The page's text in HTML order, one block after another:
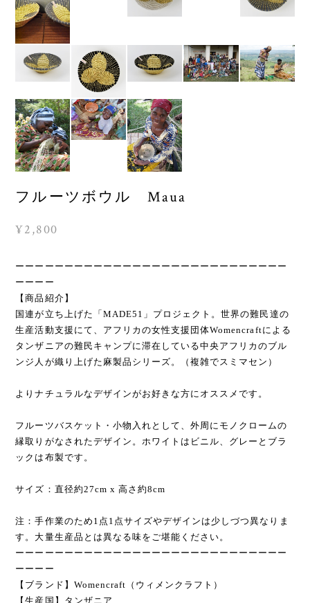
フルーツボウル Maua
¥2,800
ーーーーーーーーーーーーーーーーーーーーーーーーーーーー
ーーーー
【商品紹介】
国連が立ち上げた「MADE51」プロジェクト。世界の難民達の
生産活動支援にて、アフリカの女性支援団体Womencraftによる
タンザニアの難民キャンプに滞在している中央アフリカのブル
ンジ人が織り上げた麻製品シリーズ。（複雑でスミマセン）
よりナチュラルなデザインがお好きな方にオススメです。
フルーツバスケット・小物入れとして、外周にモノクロームの
縁取りがなされたデザイン。ホワイトはビニル、グレーとブラ
ックは布製です。
サイズ：直径約27cm x 高さ約8cm
注：手作業のため1点1点サイズやデザインは少しづつ異なりま
す。大量生産品とは異なる味をご堪能ください。
ーーーーーーーーーーーーーーーーーーーーーーーーーーーー
ーーーー
【ブランド】Womencraft（ウィメンクラフト）
【生産国】タンザニア